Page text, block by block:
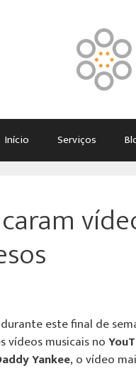
Início Serviços
este final de
vídeos musicais no
Yankee, o vídeo